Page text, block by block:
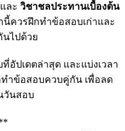
ละ วิชาชลประทานเบื้องต้น
นี้ควรฝึกทำข้อสอบเก่าและ
ไปด้วย
ปเดตล่าสุด และแบ่งเวลา
ำข้อสอบควบคู่กัน เพื่อลด
วันสอบ